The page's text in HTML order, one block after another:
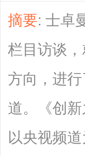
摘要: 士卓
栏目访谈
方向，进
道。《创
以央视频